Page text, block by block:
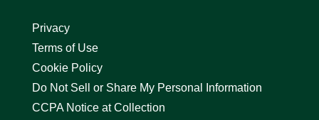
Privacy
Terms of Use
Cookie Policy
Do Not Sell or Share My Personal Information
CCPA Notice at Collection